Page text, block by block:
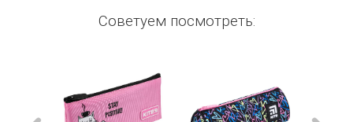
Советуем посмотреть: